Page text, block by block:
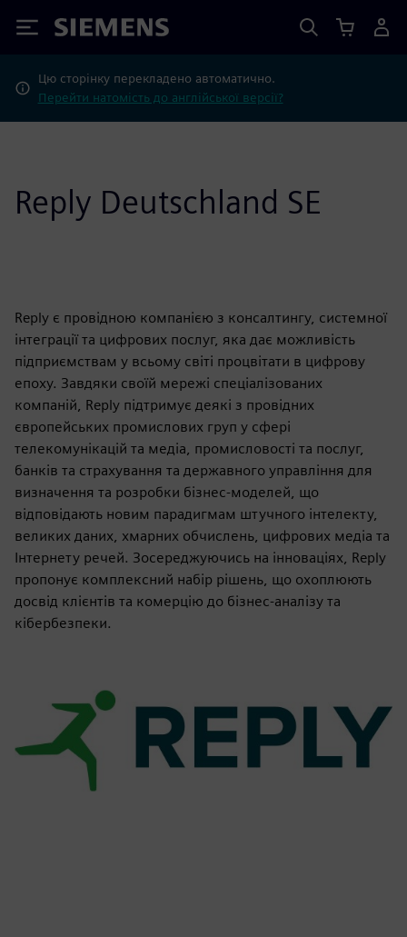
Siemens
Цю сторінку перекладено автоматично.
Перейти натомість до англійської версії?
Reply Deutschland SE
Reply є провідною компанією з консалтингу, системної
інтеграції та цифрових послуг, яка дає можливість
підприємствам у всьому світі процвітати в цифрову
епоху. Завдяки своїй мережі спеціалізованих
компаній, Reply підтримує деякі з провідних
європейських промислових груп у сфері
телекомунікацій та медіа, промисловості та послуг,
банків та страхування та державного управління для
визначення та розробки бізнес-моделей, що
відповідають новим парадигмам штучного інтелекту,
великих даних, хмарних обчислень, цифрових медіа та
Інтернету речей. Зосереджуючись на інноваціях, Reply
пропонує комплексний набір рішень, що охоплюють
досвід клієнтів та комерцію до бізнес-аналізу та
кібербезпеки.